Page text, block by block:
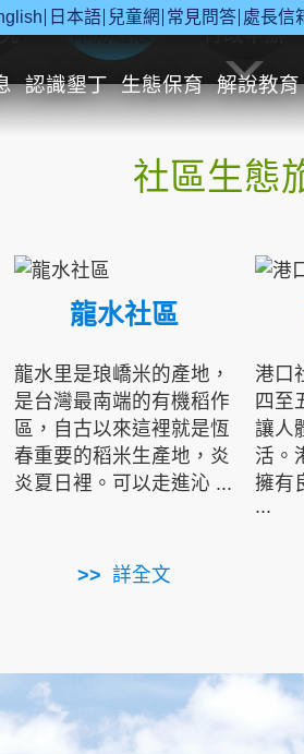
日本語 兒童網 常見問答 處長信
認識墾丁 生態保育 解說教育
休閒遊憩 行政申辦
社區生態
龍水社區
龍水里是琅嶠米的產地，
是台灣最南端的有機稻作
區，自古以來這裡就是恆
春重要的稻米生產地，炎
炎夏日裡。可以走進沁 ...
詳全文
港口
四至
讓人
活。
擁有
...